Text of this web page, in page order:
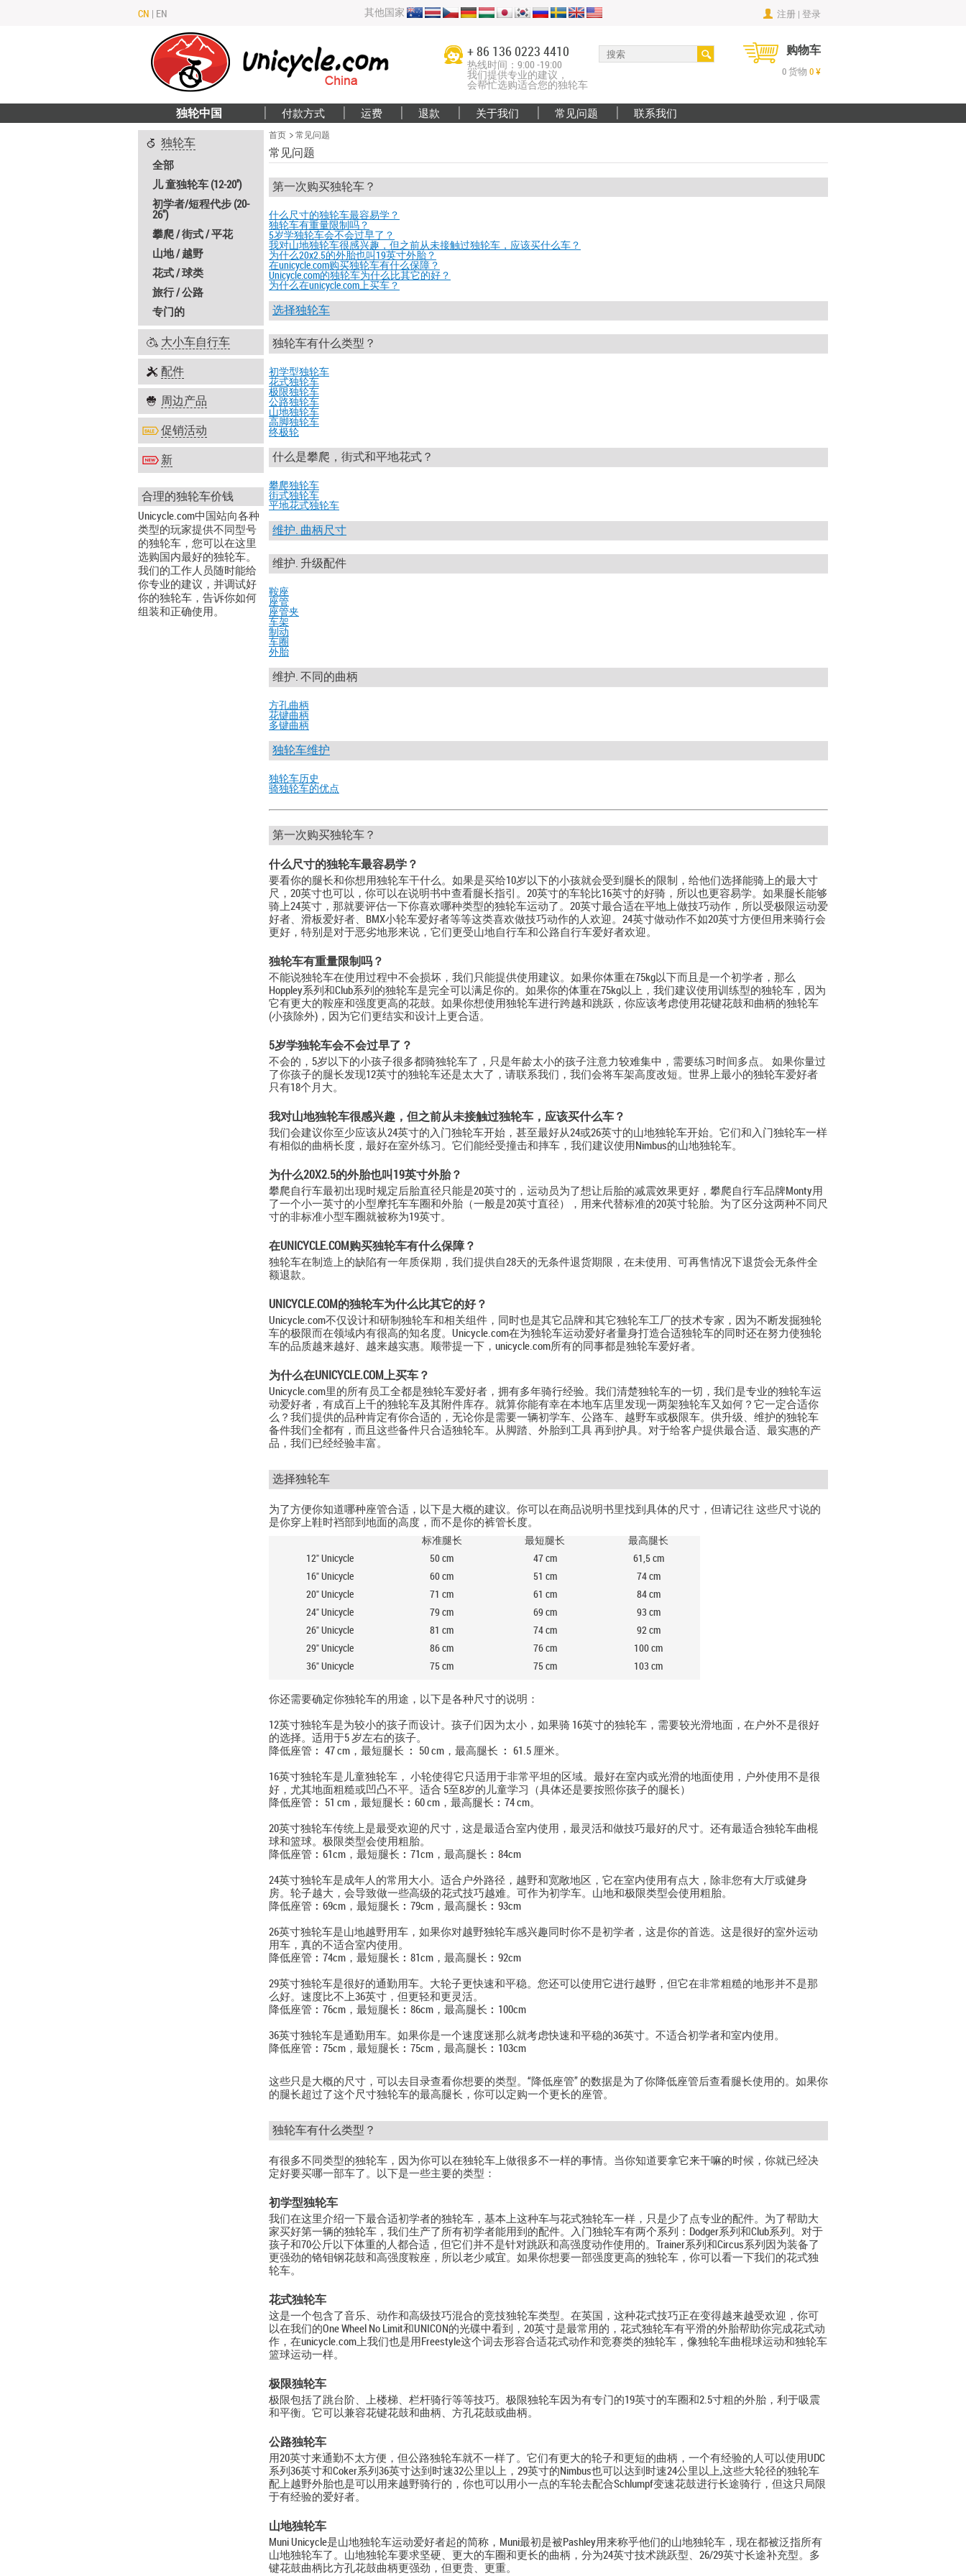
CN | EN 其他国家 注册 | 登录
+ 86 136 0223 4410
热线时间：9:00 -19:00
我们提供专业的建议，
会帮忙选购适合您的独轮车
购物车
0 货物 0 ¥
独轮中国 付款方式 运费 退款 关于我们 常见问题 联系我们
独轮车
全部
儿 童独轮车 (12-20'')
初学者/短程代步 (20-
26")
攀爬 / 街式 / 平花
山地 / 越野
花式 / 球类
旅行 / 公路
专门的
大小车自行车
配件
周边产品
促销活动
新
合理的独轮车价钱
Unicycle.com中国站向各种
类型的玩家提供不同型号
的独轮车，您可以在这里
选购国内最好的独轮车。
我们的工作人员随时能给
你专业的建议，并调试好
你的独轮车，告诉你如何
组装和正确使用。
首页 常见问题
常见问题
第一次购买独轮车？
什么尺寸的独轮车最容易学？
独轮车有重量限制吗？
5岁学独轮车会不会过早了？
我对山地独轮车很感兴趣，但之前从未接触过独轮车，应该买什么车？
为什么20x2.5的外胎也叫19英寸外胎？
在unicycle.com购买独轮车有什么保障？
Unicycle.com的独轮车为什么比其它的好？
为什么在unicycle.com上买车？
选择独轮车
独轮车有什么类型？
初学型独轮车
花式独轮车
极限独轮车
公路独轮车
山地独轮车
高脚独轮车
终极轮
什么是攀爬，街式和平地花式？
攀爬独轮车
街式独轮车
平地花式独轮车
维护. 曲柄尺寸
维护. 升级配件
鞍座
座管
座管夹
车架
制动
车圈
外胎
维护. 不同的曲柄
方孔曲柄
花键曲柄
多键曲柄
独轮车维护
独轮车历史
骑独轮车的优点
第一次购买独轮车？
什么尺寸的独轮车最容易学？
要看你的腿长和你想用独轮车干什么。如果是买给10岁以下的小孩就会受到腿长的限制，给他们选择能骑上的最大寸
尺，20英寸也可以，你可以在说明书中查看腿长指引。20英寸的车轮比16英寸的好骑，所以也更容易学。如果腿长能够
骑上24英寸，那就要评估一下你喜欢哪种类型的独轮车运动了。20英寸最合适在平地上做技巧动作，所以受极限运动爱
好者、滑板爱好者、BMX小轮车爱好者等等这类喜欢做技巧动作的人欢迎。24英寸做动作不如20英寸方便但用来骑行会
更好，特别是对于恶劣地形来说，它们更受山地自行车和公路自行车爱好者欢迎。
独轮车有重量限制吗？
不能说独轮车在使用过程中不会损坏，我们只能提供使用建议。如果你体重在75kg以下而且是一个初学者，那么
Hoppley系列和Club系列的独轮车是完全可以满足你的。如果你的体重在75kg以上，我们建议使用训练型的独轮车，因为
它有更大的鞍座和强度更高的花鼓。如果你想使用独轮车进行跨越和跳跃，你应该考虑使用花键花鼓和曲柄的独轮车
(小孩除外)，因为它们更结实和设计上更合适。
5岁学独轮车会不会过早了？
不会的，5岁以下的小孩子很多都骑独轮车了，只是年龄太小的孩子注意力较难集中，需要练习时间多点。 如果你量过
了你孩子的腿长发现12英寸的独轮车还是太大了，请联系我们，我们会将车架高度改短。世界上最小的独轮车爱好者
只有18个月大。
我对山地独轮车很感兴趣，但之前从未接触过独轮车，应该买什么车？
我们会建议你至少应该从24英寸的入门独轮车开始，甚至最好从24或26英寸的山地独轮车开始。它们和入门独轮车一样
有相似的曲柄长度，最好在室外练习。它们能经受撞击和摔车，我们建议使用Nimbus的山地独轮车。
为什么20X2.5的外胎也叫19英寸外胎？
攀爬自行车最初出现时规定后胎直径只能是20英寸的，运动员为了想让后胎的减震效果更好，攀爬自行车品牌Monty用
了一个小一英寸的小型摩托车车圈和外胎（一般是20英寸直径），用来代替标准的20英寸轮胎。为了区分这两种不同尺
寸的非标准小型车圈就被称为19英寸。
在UNICYCLE.COM购买独轮车有什么保障？
独轮车在制造上的缺陷有一年质保期，我们提供自28天的无条件退货期限，在未使用、可再售情况下退货会无条件全
额退款。
UNICYCLE.COM的独轮车为什么比其它的好？
Unicycle.com不仅设计和研制独轮车和相关组件，同时也是其它品牌和其它独轮车工厂的技术专家，因为不断发掘独轮
车的极限而在领域内有很高的知名度。Unicycle.com在为独轮车运动爱好者量身打造合适独轮车的同时还在努力使独轮
车的品质越来越好、越来越实惠。顺带提一下，unicycle.com所有的同事都是独轮车爱好者。
为什么在UNICYCLE.COM上买车？
Unicycle.com里的所有员工全都是独轮车爱好者，拥有多年骑行经验。我们清楚独轮车的一切，我们是专业的独轮车运
动爱好者，有成百上千的独轮车及其附件库存。就算你能有幸在本地车店里发现一两架独轮车又如何？它一定合适你
么？我们提供的品种肯定有你合适的，无论你是需要一辆初学车、公路车、越野车或极限车。供升级、维护的独轮车
备件我们全都有，而且这些备件只合适独轮车。从脚踏、外胎到工具 再到护具。对于给客户提供最合适、最实惠的产
品，我们已经经验丰富。
选择独轮车
为了方便你知道哪种座管合适，以下是大概的建议。你可以在商品说明书里找到具体的尺寸，但请记往 这些尺寸说的
是你穿上鞋时裆部到地面的高度，而不是你的裤管长度。
标准腿长 最短腿长
最高腿长
12" Unicycle
50 cm 47 cm 61,5cm
16" Unicycle
60cm 51 cm 74cm
20" Unicycle
71 cm 61 cm 84cm
24" Unicycle
79 cm 69 cm 93 cm
26" Unicycle
81 cm 74cm 92cm
29" Unicycle
86cm 76cm 100cm
36" Unicycle
75cm 75cm 103 cm
你还需要确定你独轮车的用途，以下是各种尺寸的说明：
12英寸独轮车是为较小的孩子而设计。孩子们因为太小，如果骑 16英寸的独轮车，需要较光滑地面，在户外不是很好
的选择。适用于5 岁左右的孩子。
降低座管︰ 47 cm，最短腿长 ︰ 50 cm，最高腿长 ︰ 61.5 厘米。
16英寸独轮车是儿童独轮车， 小轮使得它只适用于非常平坦的区域。最好在室内或光滑的地面使用，户外使用不是很
好，尤其地面粗糙或凹凸不平。适合 5至8岁的儿童学习（具体还是要按照你孩子的腿长）
降低座管︰ 51 cm，最短腿长︰60 cm，最高腿长︰74 cm。
20英寸独轮车传统上是最受欢迎的尺寸，这是最适合室内使用，最灵活和做技巧最好的尺寸。还有最适合独轮车曲棍
球和篮球。极限类型会使用粗胎。
降低座管︰61cm，最短腿长︰71cm，最高腿长︰84cm
24英寸独轮车是成年人的常用大小。适合户外路径，越野和宽敞地区，它在室内使用有点大，除非您有大厅或健身
房。轮子越大，会导致做一些高级的花式技巧越难。可作为初学车。山地和极限类型会使用粗胎。
降低座管︰69cm，最短腿长︰79cm，最高腿长︰93cm
26英寸独轮车是山地越野用车，如果你对越野独轮车感兴趣同时你不是初学者，这是你的首选。这是很好的室外运动
用车，真的不适合室内使用。
降低座管︰74cm，最短腿长︰81cm，最高腿长︰92cm
29英寸独轮车是很好的通勤用车。大轮子更快速和平稳。您还可以使用它进行越野，但它在非常粗糙的地形并不是那
么好。速度比不上36英寸，但更轻和更灵活。
降低座管︰76cm，最短腿长︰86cm，最高腿长︰100cm
36英寸独轮车是通勤用车。如果你是一个速度迷那么就考虑快速和平稳的36英寸。不适合初学者和室内使用。
降低座管︰75cm，最短腿长︰75cm，最高腿长︰103cm
这些只是大概的尺寸，可以去目录查看你想要的类型。“降低座管” 的数据是为了你降低座管后查看腿长使用的。如果你
的腿长超过了这个尺寸独轮车的最高腿长，你可以定购一个更长的座管。
独轮车有什么类型？
有很多不同类型的独轮车，因为你可以在独轮车上做很多不一样的事情。当你知道要拿它来干嘛的时候，你就已经决
定好要买哪一部车了。以下是一些主要的类型：
初学型独轮车
我们在这里介绍一下最合适初学者的独轮车，基本上这种车与花式独轮车一样，只是少了点专业的配件。为了帮助大
家买好第一辆的独轮车，我们生产了所有初学者能用到的配件。入门独轮车有两个系列：Dodger系列和Club系列。对于
孩子和70公斤以下体重的人都合适，但它们并不是针对跳跃和高强度动作使用的。Trainer系列和Circus系列因为装备了
更强劲的铬钼钢花鼓和高强度鞍座，所以老少咸宜。如果你想要一部强度更高的独轮车，你可以看一下我们的花式独
轮车。
花式独轮车
这是一个包含了音乐、动作和高级技巧混合的竞技独轮车类型。在英国，这种花式技巧正在变得越来越受欢迎，你可
以在我们的One Wheel No Limit和UNICON的光碟中看到，20英寸是最常用的，花式独轮车有平滑的外胎帮助你完成花式动
作，在unicycle.com上我们也是用Freestyle这个词去形容合适花式动作和竞赛类的独轮车，像独轮车曲棍球运动和独轮车
篮球运动一样。
极限独轮车
极限包括了跳台阶、上楼梯、栏杆骑行等等技巧。极限独轮车因为有专门的19英寸的车圈和2.5寸粗的外胎，利于吸震
和平衡。它可以兼容花键花鼓和曲柄、方孔花鼓或曲柄。
公路独轮车
用20英寸来通勤不太方便，但公路独轮车就不一样了。它们有更大的轮子和更短的曲柄，一个有经验的人可以使用UDC
系列36英寸和Coker系列36英寸达到时速32公里以上，29英寸的Nimbus也可以达到时速24公里以上,这些大轮径的独轮车
配上越野外胎也是可以用来越野骑行的，你也可以用小一点的车轮去配合Schlumpf变速花鼓进行长途骑行，但这只局限
于有经验的爱好者。
山地独轮车
Muni Unicycle是山地独轮车运动爱好者起的简称，Muni最初是被Pashley用来称乎他们的山地独轮车，现在都被泛指所有
山地独轮车了。山地独轮车要求坚硬、更大的车圈和更长的曲柄，分为24英寸技术跳跃型、26/29英寸长途补充型。多
键花鼓曲柄比方孔花鼓曲柄更强劲，但更贵、更重。